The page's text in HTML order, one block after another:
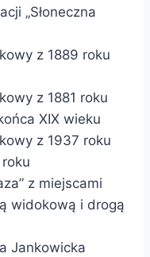
„Słoneczna
z 1889 roku
z 1881 roku
XIX wieku
z 1937 roku
z miejscami
widokową i drogą
Jankowicka